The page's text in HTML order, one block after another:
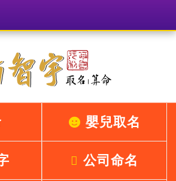
嬰兒取名
公司命名